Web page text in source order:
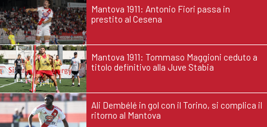
Mantova 1911: Antonio Fiori passa in
prestito al Cesena
Mantova 1911: Tommaso Maggioni ceduto a
titolo definitivo alla Juve Stabia
Ali Dembélé in gol con il Torino, si complica il
ritorno al Mantova